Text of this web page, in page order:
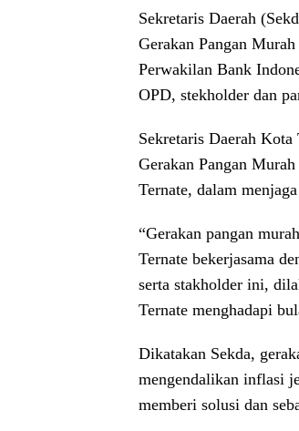
Sekretaris Daerah
Gerakan Pangan
Perwakilan Bank
OPD, stekholder dan
Sekretaris Daerah
Gerakan Pangan
Ternate, dalam
“Gerakan pangan
Ternate bekerjasama
serta stakholder ini,
Ternate menghadapi
Dikatakan Sekda,
mengendalikan inflasi
memberi solusi dan